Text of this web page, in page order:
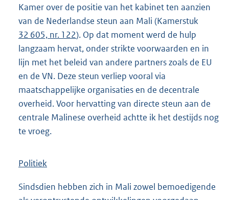
Kamer over de positie van het kabinet ten aanzien
van de Nederlandse steun aan Mali (Kamerstuk
32 605, nr. 122). Op dat moment werd de hulp
langzaam hervat, onder strikte voorwaarden en in
lijn met het beleid van andere partners zoals de EU
en de VN. Deze steun verliep vooral via
maatschappelijke organisaties en de decentrale
overheid. Voor hervatting van directe steun aan de
centrale Malinese overheid achtte ik het destijds nog
te vroeg.
Politiek
Sindsdien hebben zich in Mali zowel bemoedigende